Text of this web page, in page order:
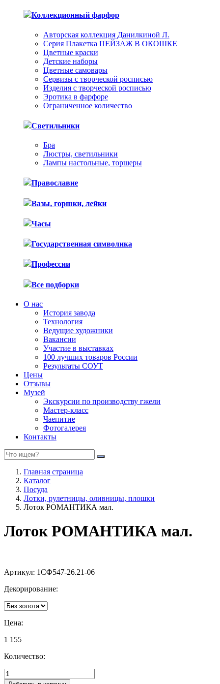
Коллекционный фарфор
Авторская коллекция Данилкиной Л.
Серия Плакетка ПЕЙЗАЖ В ОКОШКЕ
Цветные краски
Детские наборы
Цветные самовары
Сервизы с творческой росписью
Изделия с творческой росписью
Эротика в фарфоре
Ограниченное количество
Светильники
Бра
Люстры, светильники
Лампы настольные, торшеры
Православие
Вазы, горшки, лейки
Часы
Государственная символика
Профессии
Все подборки
О нас
История завода
Технология
Ведущие художники
Вакансии
Участие в выставках
100 лучших товаров России
Результаты СОУТ
Цены
Отзывы
Музей
Экскурсии по производству гжели
Мастер-класс
Чаепитие
Фотогалерея
Контакты
Главная страница
Каталог
Посуда
Лотки, рулетницы, оливницы, плошки
Лоток РОМАНТИКА мал.
Лоток РОМАНТИКА мал.
Артикул: 1СФ547-26.21-06
Декорирование:
Цена:
1 155
Количество: